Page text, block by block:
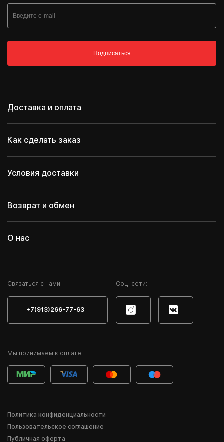
Подписаться
Доставка и оплата
Как сделать заказ
Условия доставки
Возврат и обмен
О нас
Мы принимаем к оплате:
Cвязаться с нами:
+7(913)266-77-63
Соц. сети:
Политика конфиденциальности
Пользовательское соглашение
Публичная оферта